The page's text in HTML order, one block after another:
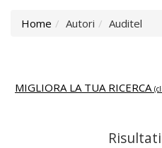
Home Autori Auditel
MIGLIORA LA TUA RICERCA